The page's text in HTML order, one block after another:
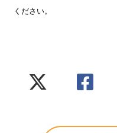
ください。